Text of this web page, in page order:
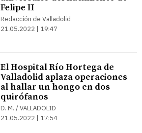
Felipe II
Redacción de Valladolid
21.05.2022 | 19:47
El Hospital Río Hortega de
Valladolid aplaza operaciones
al hallar un hongo en dos
quirófanos
D. M. / VALLADOLID
21.05.2022 | 17:54